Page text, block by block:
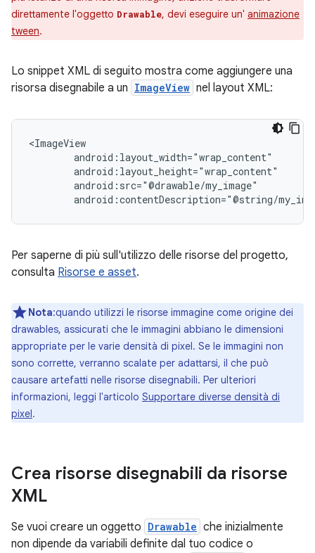
direttamente l'oggetto Drawable, devi eseguire un' animazione
tween.
Lo snippet XML di seguito mostra come aggiungere una
risorsa disegnabile a un ImageView nel layout XML:
android:contentDescription="@string/
Per saperne di più sull'utilizzo delle risorse del progetto,
consulta Risorse e asset.
Nota:quando utilizzi le risorse immagine come origine dei
drawables, assicurati che le immagini abbiano le dimensioni
appropriate per le varie densità di pixel. Se le immagini non
sono corrette, verranno scalate per adattarsi, il che può
causare artefatti nelle risorse disegnabili. Per ulteriori
informazioni, leggi l'articolo Supportare diverse densità di
pixel.
Crea risorse disegnabili da risorse
XML
Se vuoi creare un oggetto Drawable che inizialmente
non dipende da variabili definite dal tuo codice o